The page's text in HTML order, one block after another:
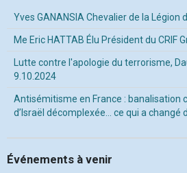
Yves GANANSIA Chevalier de la Légion
Me Eric HATTAB Élu Président du CRIF
Lutte contre l'apologie du terrorisme,
9.10.2024
Antisémitisme en France : banalisation
d’Israël décomplexée… ce qui a changé
Événements à venir